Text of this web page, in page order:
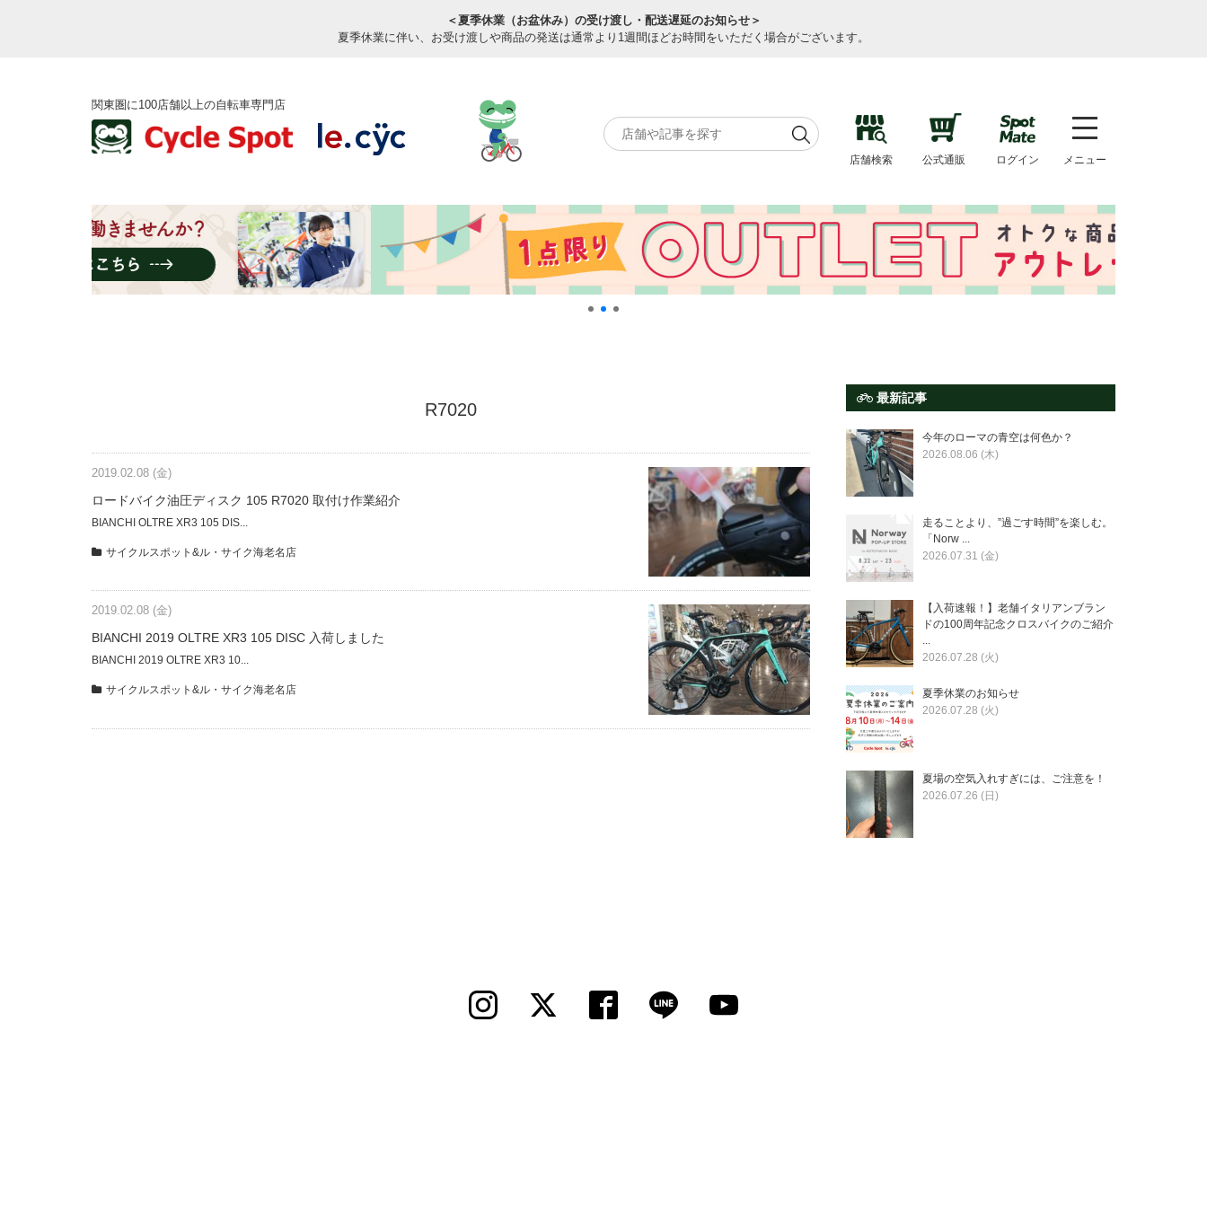
＜夏季休業（お盆休み）の受け渡し・配送遅延のお知らせ＞
夏季休業に伴い、お受け渡しや商品の発送は通常より1週間ほどお時間をいただく場合がございます。
関東圏に100店舗以上の自転車専門店
店舗検索 公式通販 ログイン メニュー
R7020
2019.02.08 (金)
ロードバイク油圧ディスク 105 R7020 取付け作業紹介
BIANCHI OLTRE XR3 105 DIS...
サイクルスポット&ル・サイク海老名店
2019.02.08 (金)
BIANCHI 2019 OLTRE XR3 105 DISC 入荷しました
BIANCHI 2019 OLTRE XR3 10...
サイクルスポット&ル・サイク海老名店
最新記事
今年のローマの青空は何色か？
2026.08.06 (木)
走ることより、”過ごす時間”を楽しむ。
「Norw ...
2026.07.31 (金)
【入荷速報！】老舗イタリアンブラン
ドの100周年記念クロスバイクのご紹介
...
2026.07.28 (火)
夏季休業のお知らせ
2026.07.28 (火)
夏場の空気入れすぎには、ご注意を！
2026.07.26 (日)